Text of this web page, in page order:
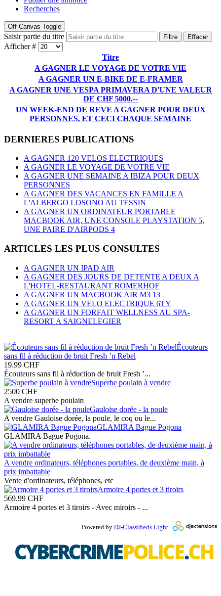
Recherches
Off-Canvas Toggle
Saisir partie du titre Filtre Effacer
Afficher #
Titre
A GAGNER LE VOYAGE DE VOTRE VIE
A GAGNER UN E-BIKE DE E-FRAMER
A GAGNER UNE VESPA PRIMAVERA D'UNE VALEUR
DE CHF 5000.--
UN WEEK-END DE REVE A GAGNER POUR DEUX
PERSONNES, ET CECI CHAQUE SEMAINE
DERNIERES PUBLICATIONS
A GAGNER 120 VELOS ELECTRIQUES
A GAGNER LE VOYAGE DE VOTRE VIE
A GAGNER UNE SEMAINE A IBIZA POUR DEUX
PERSONNES
A GAGNER DES VACANCES EN FAMILLE A
L'ALBERGO LOSONO AU TESSIN
A GAGNER UN ORDINATEUR PORTABLE
MACBOOK AIR, UNE CONSOLE PLAYSTATION 5,
UNE PAIRE D'AIRPODS 4
ARTICLES LES PLUS CONSULTES
A GAGNER UN IPAD AIR
A GAGNER DES JOURS DE DETENTE A DEUX A
L'HOTEL-RESTAURANT ROMERHOF
A GAGNER UN MACBOOK AIR M3 13
A GAGNER UN VELO ELECTRIQUE 6TY
A GAGNER UN FORFAIT WELLNESS AU SPA-
RESORT A SAIGNELEGIER
Écouteurs
sans fil à réduction de bruit Fresh ’n Rebel
19.99 CHF
Écouteurs sans fil à réduction de bruit Fresh ’...
Superbe poulain à vendre
2500 CHF
A vendre superbe poulain
Gauloise dorée - la poule
A vendre Gauloise dorée, la poule, le coq ou le...
GLAMIRA Bague Pogona
GLAMIRA Bague Pogona.
A vendre ordinateurs, téléphones portables, de deuxième main, à
prix imbattable
Vente d'ordinateurs, téléphones, etc
Armoire 4 portes et 3 tiroirs
569.99 CHF
Armoire 4 portes et 3 tiroirs - Avec miroirs - ...
Powered by DJ-Classifieds Light